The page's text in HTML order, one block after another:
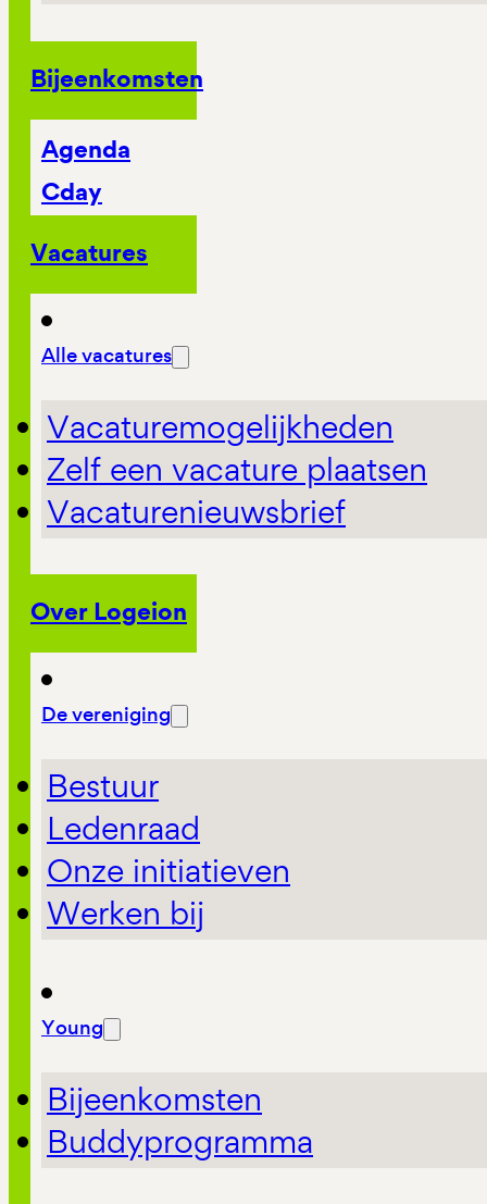
Bijeenkomsten
Agenda
Cday
Vacatures
Alle vacatures
Vacaturemogelijkheden
Zelf een vacature plaatsen
Vacaturenieuwsbrief
Over Logeion
De vereniging
Bestuur
Ledenraad
Onze initiatieven
Werken bij
Young
Bijeenkomsten
Buddyprogramma